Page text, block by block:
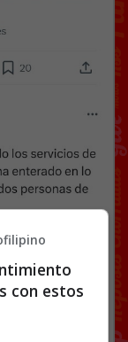
con estos